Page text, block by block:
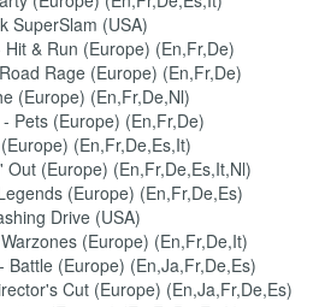
SuperSlam (USA)
& Run (Europe) (En,Fr,De)
Rage (Europe) (En,Fr,De)
(Europe) (En,Fr,De,Nl)
Pets (Europe) (En,Fr,De)
(En,Fr,De,Es,It)
Out (Europe) (En,Fr,De,Es,It,Nl)
(Europe) (En,Fr,De,Es)
Drive (USA)
(Europe) (En,Fr,De,It)
Battle (Europe) (En,Ja,Fr,De,Es)
Cut (Europe) (En,Ja,Fr,De,Es)